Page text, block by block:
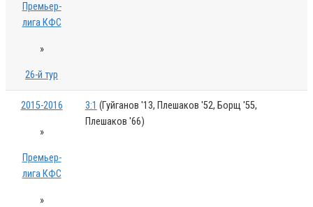
Премьер-
лига КФС
»
26-й тур
2015-2016
»
Премьер-
лига КФС
»
3:1 (Гуйганов '13, Плешаков '52, Борщ '55,
Плешаков '66)